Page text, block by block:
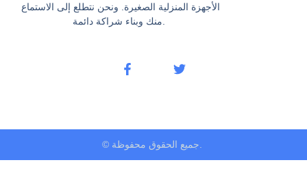
الأجهزة المنزلية الصغيرة. ونحن نتطلع إلى الاستماع